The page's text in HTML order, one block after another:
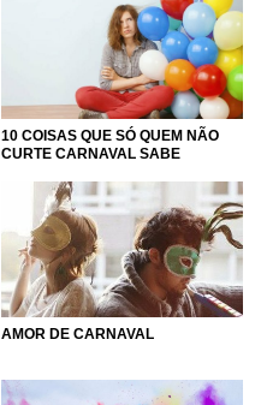
10 COISAS QUE SÓ QUEM NÃO
CURTE CARNAVAL SABE
AMOR DE CARNAVAL